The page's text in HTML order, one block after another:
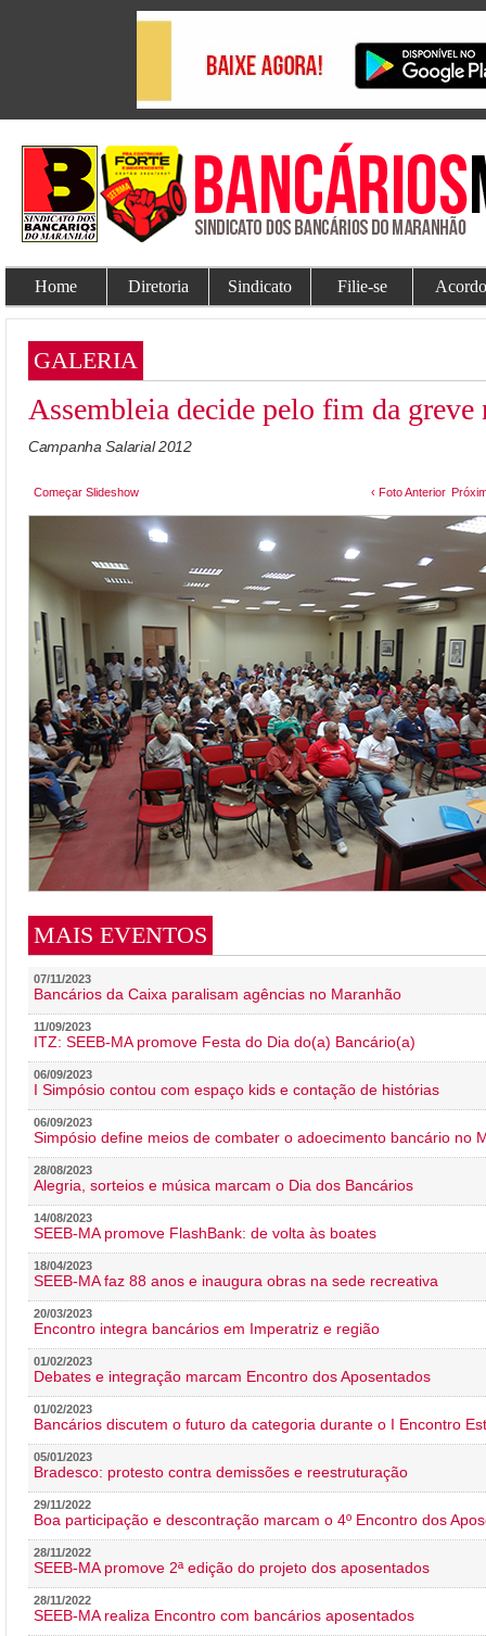
Home Diretoria Sindicato Filie-se
GALERIA
Assembleia decide pelo fim da greve
Campanha Salarial 2012
Começar Slideshow ‹ Foto Anterior
MAIS EVENTOS
07/11/2023
Bancários da Caixa paralisam agências no Maranhão
11/09/2023
ITZ: SEEB-MA promove Festa do Dia do(a) Bancário(a)
06/09/2023
I Simpósio contou com espaço kids e contação de histórias
06/09/2023
Simpósio define meios de combater o adoecimento bancário no
28/08/2023
Alegria, sorteios e música marcam o Dia dos Bancários
14/08/2023
SEEB-MA promove FlashBank: de volta às boates
18/04/2023
SEEB-MA faz 88 anos e inaugura obras na sede recreativa
20/03/2023
Encontro integra bancários em Imperatriz e região
01/02/2023
Debates e integração marcam Encontro dos Aposentados
01/02/2023
Bancários discutem o futuro da categoria durante o I Encontro
05/01/2023
Bradesco: protesto contra demissões e reestruturação
29/11/2022
Boa participação e descontração marcam o 4º Encontro dos
28/11/2022
SEEB-MA promove 2ª edição do projeto dos aposentados
28/11/2022
SEEB-MA realiza Encontro com bancários aposentados